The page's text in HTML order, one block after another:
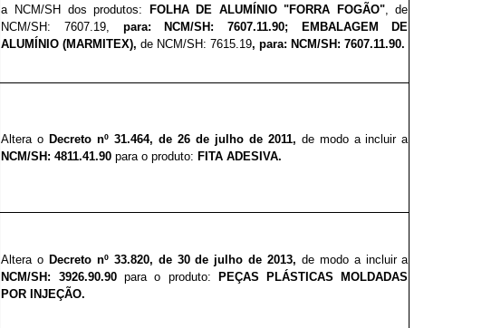
a NCM/SH dos produtos: FOLHA DE ALUMÍNIO "FORRA FOGÃO", de
NCM/SH: 7607.19, para: NCM/SH: 7607.11.90; EMBALAGEM DE
ALUMÍNIO (MARMITEX),de NCM/SH: 7615.19, para: NCM/SH: 7607.11.90.
Altera o Decreto nº 31.464, de 26 de julho de 2011, de modo a incluir a
NCM/SH: 4811.41.90para o produto: FITA ADESIVA.
Altera o Decreto nº 33.820, de 30 de julho de 2013, de modo a incluir a
NCM/SH: 3926.90.90 para o produto: PEÇAS PLÁSTICAS MOLDADAS
POR INJEÇÃO.